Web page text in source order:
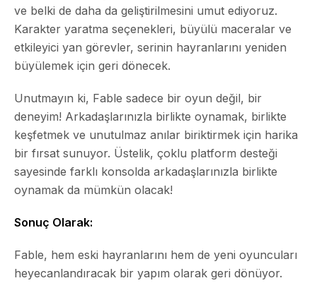
ve belki de daha da geliştirilmesini umut ediyoruz.
Karakter yaratma seçenekleri, büyülü maceralar ve
etkileyici yan görevler, serinin hayranlarını yeniden
büyülemek için geri dönecek.
Unutmayın ki, Fable sadece bir oyun değil, bir
deneyim! Arkadaşlarınızla birlikte oynamak, birlikte
keşfetmek ve unutulmaz anılar biriktirmek için harika
bir fırsat sunuyor. Üstelik, çoklu platform desteği
sayesinde farklı konsolda arkadaşlarınızla birlikte
oynamak da mümkün olacak!
Sonuç Olarak:
Fable, hem eski hayranlarını hem de yeni oyuncuları
heyecanlandıracak bir yapım olarak geri dönüyor.